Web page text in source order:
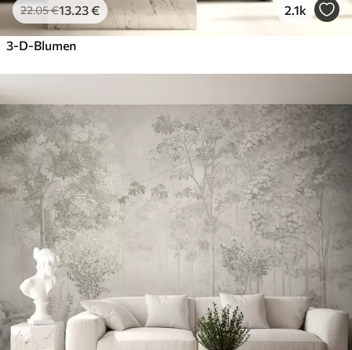
22.05€13 .23€ 2.1k
3-D-Blumen